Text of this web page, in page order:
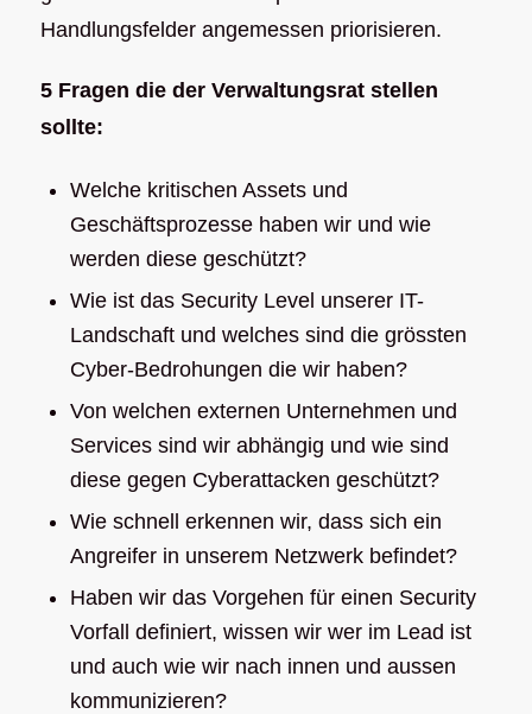
Handlungsfelder angemessen priorisieren.
5 Fragen die der Verwaltungsrat stellen
sollte:
Welche kritischen Assets und
Geschäftsprozesse haben wir und wie
werden diese geschützt?
Wie ist das Security Level unserer IT-
Landschaft und welches sind die grössten
Cyber-Bedrohungen die wir haben?
Von welchen externen Unternehmen und
Services sind wir abhängig und wie sind
diese gegen Cyberattacken geschützt?
Wie schnell erkennen wir, dass sich ein
Angreifer in unserem Netzwerk befindet?
Haben wir das Vorgehen für einen Security
Vorfall definiert, wissen wir wer im Lead ist
und auch wie wir nach innen und aussen
kommunizieren?